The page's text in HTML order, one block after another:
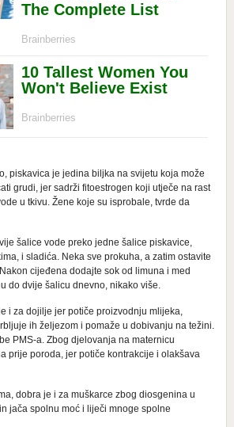
piskavica je jedina biljka na svijetu koja može
grudi, jer sadrži fitoestrogen koji utječe na rast
u tkivu. Žene koje su isprobale, tvrde da
šalice vode preko jedne šalice piskavice,
i sladića. Neka sve prokuha, a zatim ostavite
cijeđena dodajte sok od limuna i med
do dvije šalicu dnevno, nikako više.
i za dojilje jer potiče proizvodnju mlijeka,
ih željezom i pomaže u dobivanju na težini.
PMS-a. Zbog djelovanja na maternicu
prije poroda, jer potiče kontrakcije i olakšava
dobra je i za muškarce zbog diosgenina u
jača spolnu moć i liječi mnoge spolne